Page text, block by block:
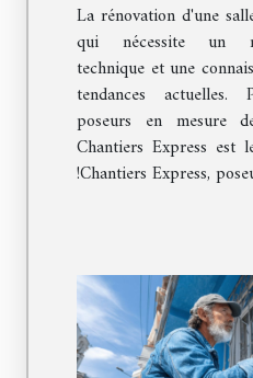
La rénovation d'une
qui nécessite un
technique et une
tendances
poseurs en mesure
Chantiers Express
!Chantiers Express,